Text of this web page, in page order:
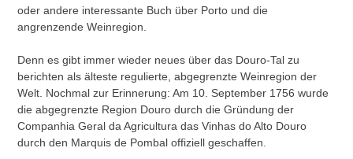
oder andere interessante Buch über Porto und die
angrenzende Weinregion.
Denn es gibt immer wieder neues über das Douro-Tal zu
berichten als älteste regulierte, abgegrenzte Weinregion der
Welt. Nochmal zur Erinnerung: Am 10. September 1756 wurde
die abgegrenzte Region Douro durch die Gründung der
Companhia Geral da Agricultura das Vinhas do Alto Douro
durch den Marquis de Pombal offiziell geschaffen.